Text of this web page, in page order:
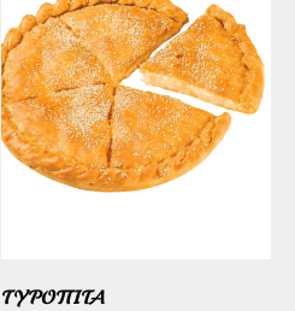
ΤΥΡΟΠΙΤΑ